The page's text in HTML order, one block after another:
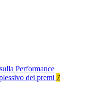
Performance
dei premi 7